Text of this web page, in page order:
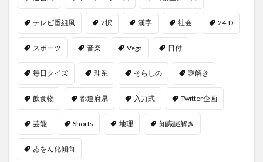
テレビ番組風 2択 漢字 社会 24-D
スポーツ 音楽 Vega 日付
毎日クイズ 理系 そらしの 謎解き
飲食物 都道府県 入力式 Twitter企画
芸能 Shorts 地理 知識謎解き
ゐをん化傾向